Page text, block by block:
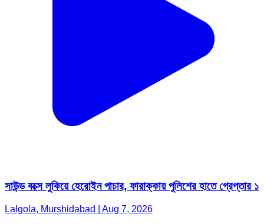
সাউন্ড বক্সে লুকিয়ে হেরোইন পাচার, ফারাক্কায় পুলিশের হাতে গ্রেপ্তার ১
Lalgola, Murshidabad | Aug 7, 2026